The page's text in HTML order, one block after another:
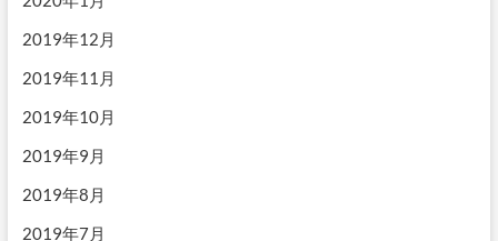
2019年12月
2019年11月
2019年10月
2019年9月
2019年8月
2019年7月